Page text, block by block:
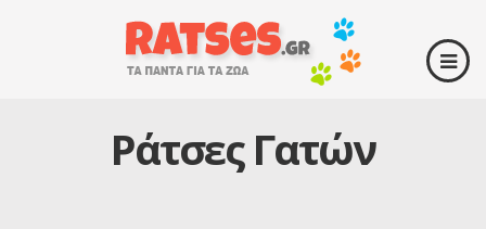
Ράτσες Γατών